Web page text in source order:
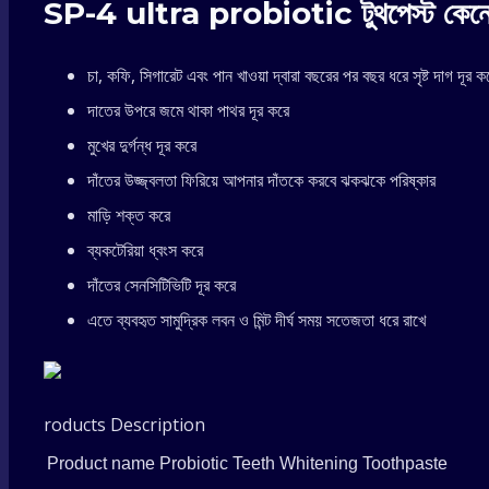
oral
health
teeth
Removing
Toothpaste
SP-4 ultra probiotic টুথপেস্ট কেনো
চা, কফি, সিগারেট এবং পান খাওয়া দ্বারা বছরের পর বছর ধরে সৃষ্ট দাগ দূর
দাতের উপরে জমে থাকা পাথর দূর করে
মুখের দুর্গন্ধ দূর করে
দাঁতের উজ্জ্বলতা ফিরিয়ে আপনার দাঁতকে করবে ঝকঝকে পরিষ্কার
মাড়ি শক্ত করে
ব্যকটেরিয়া ধ্বংস করে
দাঁতের সেনসিটিভিটি দূর করে
এতে ব্যবহৃত সামুদ্রিক লবন ও মিন্ট দীর্ঘ সময় সতেজতা ধরে রাখে
roducts Description
Product name Probiotic Teeth Whitening Toothpaste